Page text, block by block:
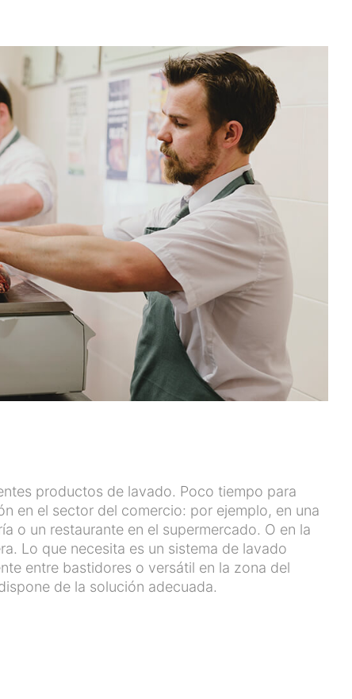
productos de lavado. Poco tiempo para
en el sector del comercio: por ejemplo, en una
o un restaurante en el supermercado. O en la
Lo que necesita es un sistema de lavado
entre bastidores o versátil en la zona del
de la solución adecuada.